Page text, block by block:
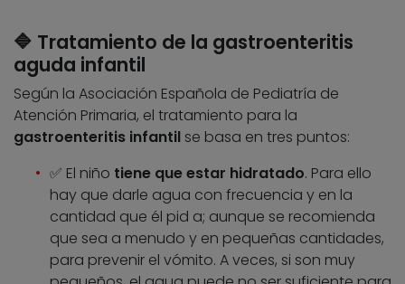
🔷 Tratamiento de la gastroenteritis
aguda infantil
Según la Asociación Española de Pediatría de
Atención Primaria, el tratamiento para la
gastroenteritis infantil se basa en tres puntos:
✅ El niño tiene que estar hidratado. Para ello
hay que darle agua con frecuencia y en la
cantidad que él pid a; aunque se recomienda
que sea a menudo y en pequeñas cantidades,
para prevenir el vómito. A veces, si son muy